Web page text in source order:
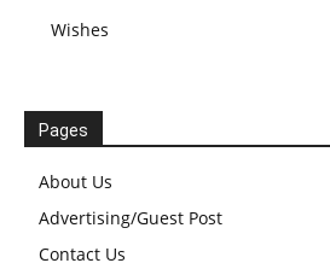
Wishes
Pages
About Us
Advertising/Guest Post
Contact Us